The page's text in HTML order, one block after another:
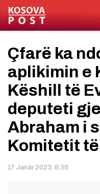
Çfarë ka
aplikimin e
Këshill të
deputeti
Abraham i
Komitetit
17 Janar 2023, 8:36